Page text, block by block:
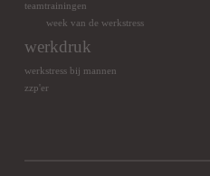
teamtrainingen
week van de werkstress
werkdruk
werkstress bij mannen
zzp'er